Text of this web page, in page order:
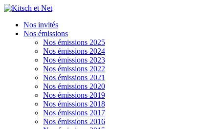
Nos invités
Nos émissions
Nos émissions 2025
Nos émissions 2024
Nos émissions 2023
Nos émissions 2022
Nos émissions 2021
Nos émissions 2020
Nos émissions 2019
Nos émissions 2018
Nos émissions 2017
Nos émissions 2016